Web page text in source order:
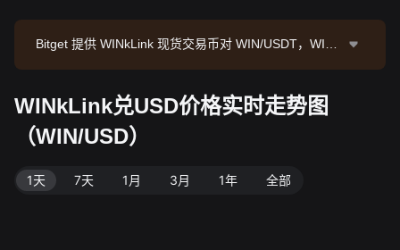
Bitget 提供 WINkLink 现货交易币对 WIN/USDT，WIN/
93.70B WIN。数据来源：Bitget 交易所，最后更新时
间：2026-08-07 03:00:16。
WINkLink兑USD价格实时走势图
（WIN/USD）
1天 7天 1月 3月 1年 全部